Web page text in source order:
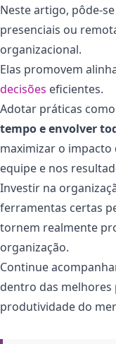
Neste artigo, pôde-
presenciais ou
organizacional.
Elas promovem
decisões eficientes.
Adotar práticas como
tempo e envolver
maximizar o impacto
equipe e nos
Investir na
ferramentas certas
tornem realmente
organização.
Continue
dentro das melhores
produtividade do